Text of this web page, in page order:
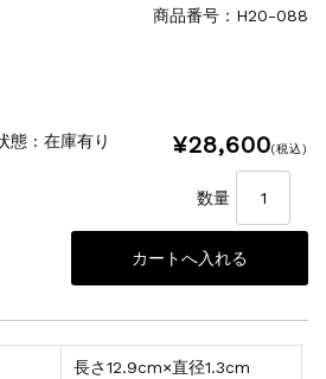
商品番号：H20-088
態 : 在庫有り ¥28,600(税込)
数量
長さ12.9cm×直径1.3cm